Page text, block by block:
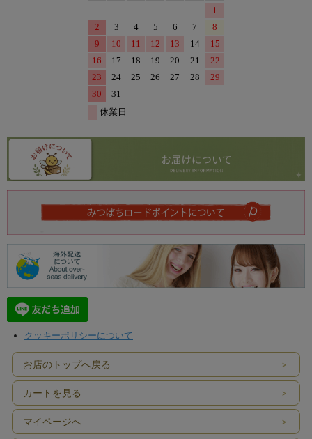
クッキーポリシーについて
お店のトップへ戻る
カートを見る
マイページへ